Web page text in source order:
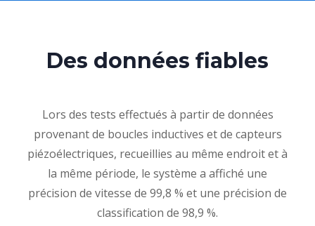
Des données fiables
Lors des tests effectués à partir de données
provenant de boucles inductives et de capteurs
piézoélectriques, recueillies au même endroit et à
la même période, le système a affiché une
précision de vitesse de 99,8 % et une précision de
classification de 98,9 %.